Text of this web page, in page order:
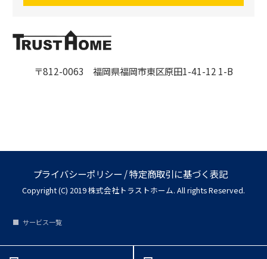
〒812-0063 福岡県福岡市東区原田1-41-12 1-B
プライバシーポリシー /特定商取引に基づく表記
Copyright (C) 2019 株式会社トラストホーム. All rights Reserved.
サービス一覧